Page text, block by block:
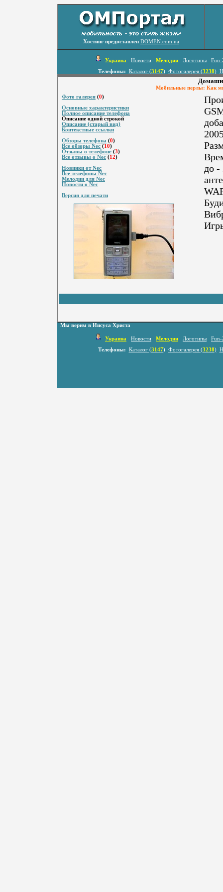
Хостинг предоставлен DOMEN.com.ua
Украина Новости Мелодии Логотипы
Fun-
Телефоны:
Каталог (3147) Фотогалерея (3238)
Мобильные перлы: Как
Фото галерея (0)
Основные характеристики
Полное описание телефона
Описание одной строкой
Описание (старый вид)
Контекстные ссылки
Обзоры телефона (0)
Все обзоры Nec (10)
Отзывы о телефоне (3)
Все отзывы о Nec (12)
Новинки от Nec
Все телефоны Nec
Мелодии для Nec
Новости о Nec
Версия для печати
до
Мы верим в Иисуса Христа
Украина Новости Мелодии Логотипы
Fun-
Телефоны:
Каталог (3147) Фотогалерея (3238)